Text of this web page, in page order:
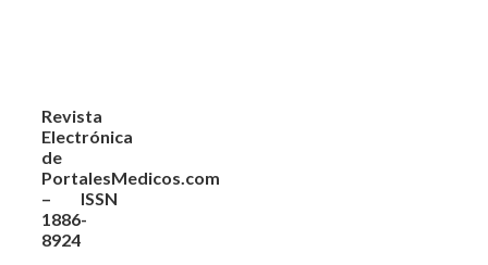
Revista
Electrónica
de
PortalesMedicos.com
– ISSN
1886-
8924